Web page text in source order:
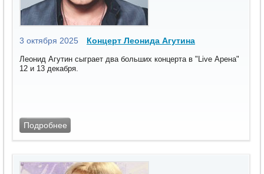
3 октября 2025 Концерт Леонида Агутина
Леонид Агутин сыграет два больших концерта в "Live Арена"
12 и 13 декабря.
Подробнее